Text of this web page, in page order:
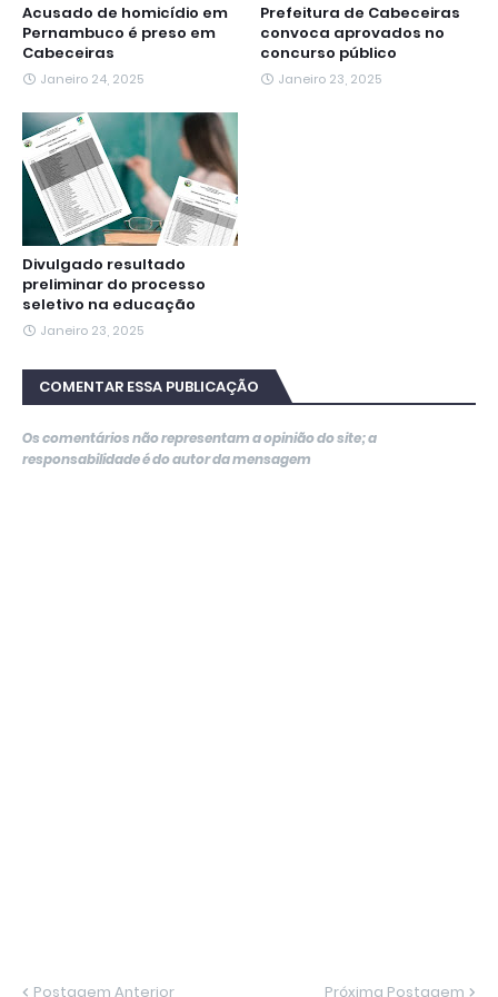
Acusado de homicídio em
Pernambuco é preso em
Cabeceiras
Janeiro 24, 2025
Prefeitura de Cabeceiras
convoca aprovados no
concurso público
Janeiro 23, 2025
Divulgado resultado
preliminar do processo
seletivo na educação
Janeiro 23, 2025
COMENTAR ESSA PUBLICAÇÃO
Os comentários não representam a opinião do site; a
responsabilidade é do autor da mensagem
Postagem Anterior Próxima Postagem